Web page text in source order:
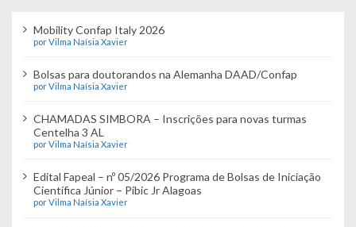
Mobility Confap Italy 2026
por Vilma Naísia Xavier
Bolsas para doutorandos na Alemanha DAAD/Confap
por Vilma Naísia Xavier
CHAMADAS SIMBORA – Inscrições para novas turmas
Centelha 3 AL
por Vilma Naísia Xavier
Edital Fapeal – nº 05/2026 Programa de Bolsas de Iniciação
Científica Júnior – Pibic Jr Alagoas
por Vilma Naísia Xavier